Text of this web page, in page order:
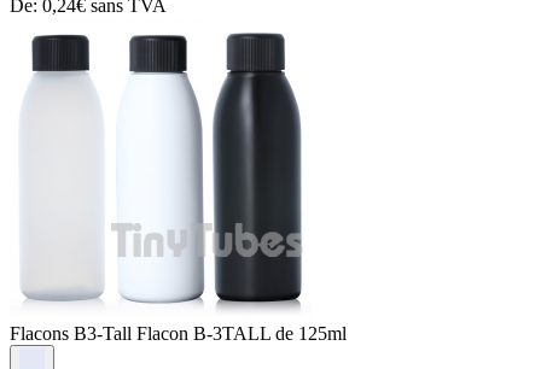
De: 0,24€ sans TVA
Flacons B3-Tall Flacon B-3TALL de 125ml